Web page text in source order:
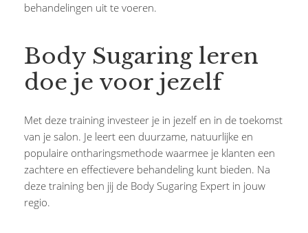
behandelingen uit te voeren.
Body Sugaring leren
doe je voor jezelf
Met deze training investeer je in jezelf en in de toekomst
van je salon. Je leert een duurzame, natuurlijke en
populaire ontharingsmethode waarmee je klanten een
zachtere en effectievere behandeling kunt bieden. Na
deze training ben jij de Body Sugaring Expert in jouw
regio.